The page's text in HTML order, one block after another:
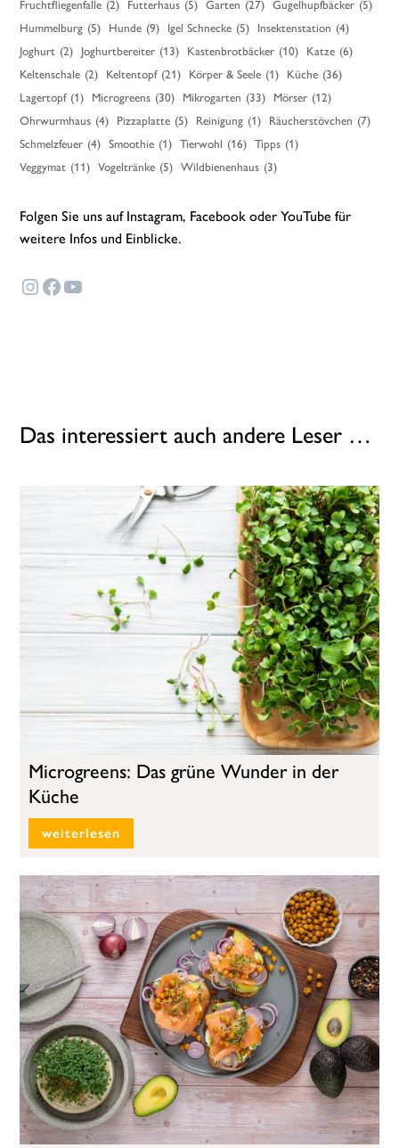
Fruchtfliegenfalle (2) Futterhaus (5) Garten (27) Gugelhupfbäcker (5)
Hummelburg (5) Hunde (9) Igel Schnecke (5) Insektenstation (4)
Joghurt (2) Joghurtbereiter (13) Kastenbrotbäcker (10) Katze (6)
Keltenschale (2) Keltentopf (21) Körper & Seele (1) Küche (36)
Lagertopf (1) Microgreens (30) Mikrogarten (33) Mörser (12)
Ohrwurmhaus (4) Pizzaplatte (5) Reinigung (1) Räucherstövchen (7)
Schmelzfeuer (4) Smoothie (1) Tierwohl (16) Tipps (1)
Veggymat (11) Vogeltränke (5) Wildbienenhaus (3)
Folgen Sie uns auf Instagram, Facebook oder YouTube für
weitere Infos und Einblicke.
Instagram
Facebook
YouTube
Das interessiert auch andere Leser …
Microgreens: Das grüne Wunder in der
Küche
weiterlesen